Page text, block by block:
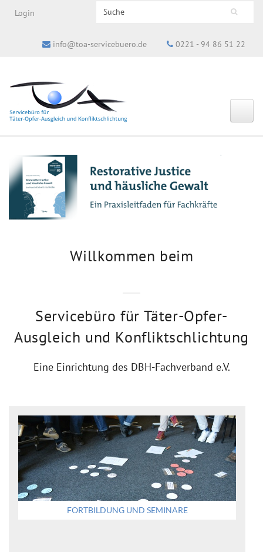
Login Suchformular
Search this site
info@toa-servicebuero.de 0221 - 94 86 51 22
Willkommen beim
Servicebüro für Täter-Opfer-
Ausgleich und Konfliktschlichtung
Eine Einrichtung des DBH-Fachverband e.V.
FORTBILDUNG UND SEMINARE